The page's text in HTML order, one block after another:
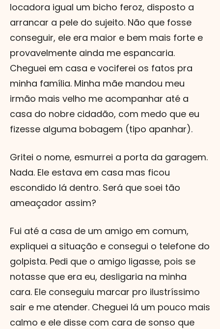
locadora igual um bicho feroz, disposto a
arrancar a pele do sujeito. Não que fosse
conseguir, ele era maior e bem mais forte e
provavelmente ainda me espancaria.
Cheguei em casa e vociferei os fatos pra
minha família. Minha mãe mandou meu
irmão mais velho me acompanhar até a
casa do nobre cidadão, com medo que eu
fizesse alguma bobagem (tipo apanhar).
Gritei o nome, esmurrei a porta da garagem.
Nada. Ele estava em casa mas ficou
escondido lá dentro. Será que soei tão
ameaçador assim?
Fui até a casa de um amigo em comum,
expliquei a situação e consegui o telefone do
golpista. Pedi que o amigo ligasse, pois se
notasse que era eu, desligaria na minha
cara. Ele conseguiu marcar pro ilustríssimo
sair e me atender. Cheguei lá um pouco mais
calmo e ele disse com cara de sonso que